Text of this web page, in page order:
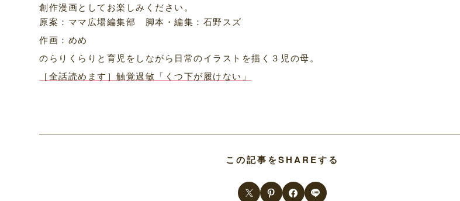
創作漫画としてお楽しみください。
原案：ママ広場編集部 脚本・編集：石野スズ
作画：めめ
のらりくらりと育児をしながら日常のイラストを描く３児の母。
［全話読めます］触覚過敏「くつ下が履けない」
この記事をSHAREする